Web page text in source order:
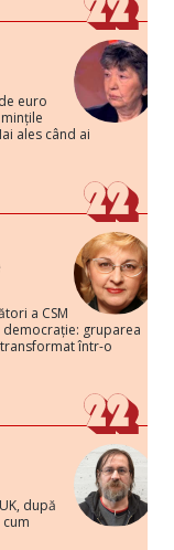
euro
ales când ai
a CSM
gruparea
într-o
după